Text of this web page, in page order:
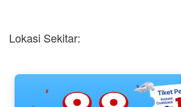
Lokasi Sekitar: